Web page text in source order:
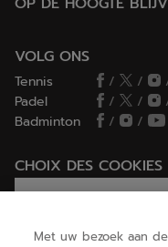
VOLG ONS
Tennis / /
Padel
/ /
Badminton
/ /
CHOIX DES COOKIES
Ik stel cookies in/Ik
Met uw bezoek aan